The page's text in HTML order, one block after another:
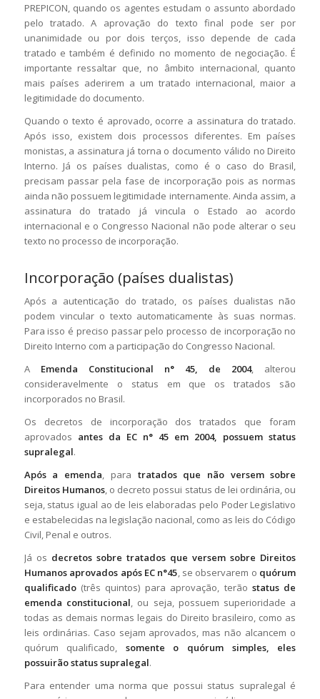
PREPICON, quando os agentes estudam o assunto abordado
pelo tratado. A aprovação do texto final pode ser por
unanimidade ou por dois terços, isso depende de cada
tratado e também é definido no momento de negociação. É
importante ressaltar que, no âmbito internacional, quanto
mais países aderirem a um tratado internacional, maior a
legitimidade do documento.
Quando o texto é aprovado, ocorre a assinatura do tratado.
Após isso, existem dois processos diferentes. Em países
monistas, a assinatura já torna o documento válido no Direito
Interno. Já os países dualistas, como é o caso do Brasil,
precisam passar pela fase de incorporação pois as normas
ainda não possuem legitimidade internamente. Ainda assim, a
assinatura do tratado já vincula o Estado ao acordo
internacional e o Congresso Nacional não pode alterar o seu
texto no processo de incorporação.
Incorporação (países dualistas)
Após a autenticação do tratado, os países dualistas não
podem vincular o texto automaticamente às suas normas.
Para isso é preciso passar pelo processo de incorporação no
Direito Interno com a participação do Congresso Nacional.
A Emenda Constitucional n° 45, de 2004, alterou
consideravelmente o status em que os tratados são
incorporados no Brasil.
Os decretos de incorporação dos tratados que foram
aprovados antes da EC n° 45 em 2004, possuem status
supralegal.
Após a emenda, para tratados que não versem sobre
Direitos Humanos, o decreto possui status de lei ordinária, ou
seja, status igual ao de leis elaboradas pelo Poder Legislativo
e estabelecidas na legislação nacional, como as leis do Código
Civil, Penal e outros.
Já os decretos sobre tratados que versem sobre Direitos
Humanos aprovados após EC n°45, se observarem o quórum
qualificado(três quintos) para aprovação, terão status de
emenda constitucional, ou seja, possuem superioridade a
todas as demais normas legais do Direito brasileiro, como as
leis ordinárias. Caso sejam aprovados, mas não alcancem o
quórum qualificado, somente o quórum simples, eles
possuirão status supralegal.
Para entender uma norma que possui status supralegal é